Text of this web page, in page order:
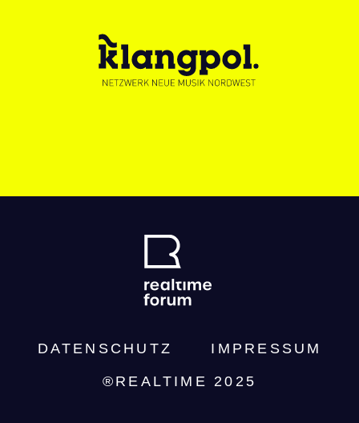
DATENSCHUTZ­ IMPRESSUM
®REALTIME 2025